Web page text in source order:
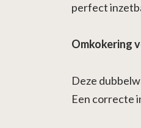
perfect
Omkokering
Deze
Een correcte